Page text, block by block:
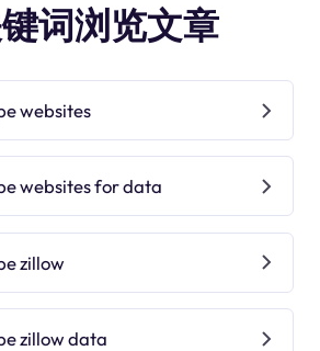
词浏览文章
websites
websites for data
zillow
zillow data